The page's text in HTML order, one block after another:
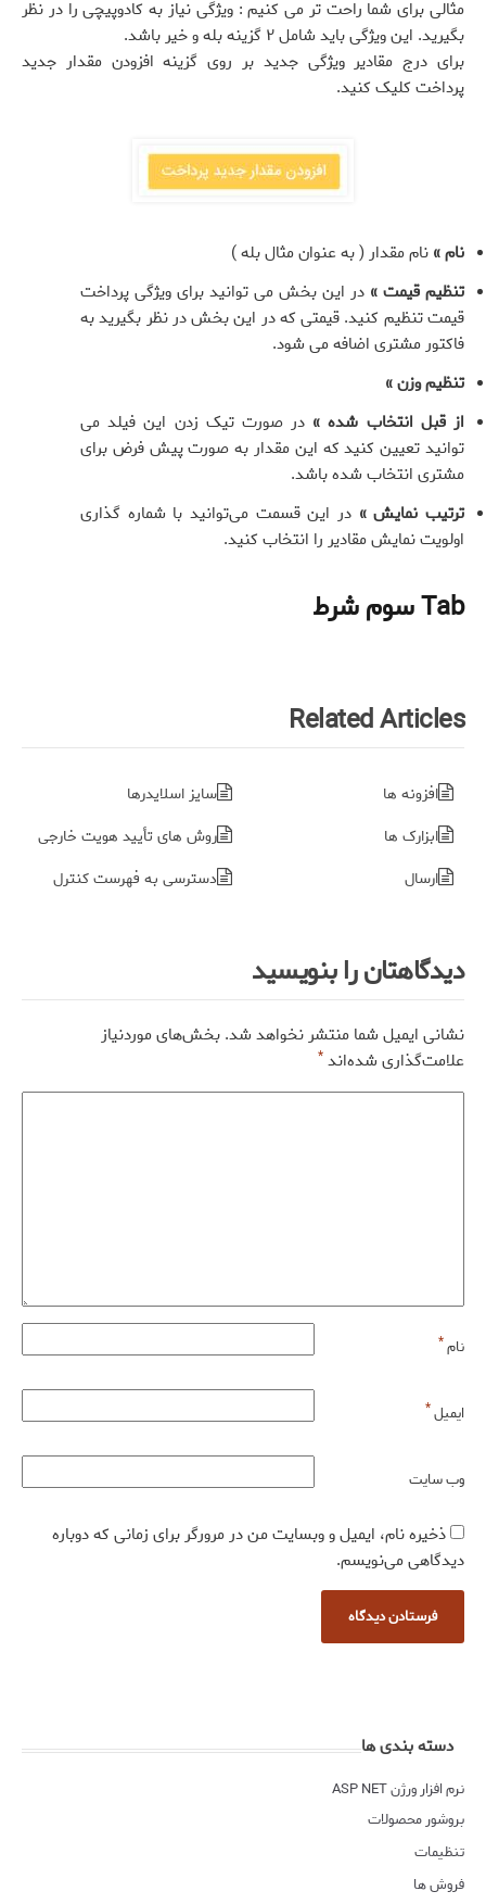
مثالی برای شما راحت تر می کنیم : ویژگی نیاز به کادوپیچی را در نظر
بگیرید. این ویژگی باید شامل ۲ گزینه بله و خیر باشد.
برای درج مقادیر ویژگی جدید بر روی گزینه افزودن مقدار جدید
پرداخت کلیک کنید.
نام » نام مقدار ( به عنوان مثال بله )
تنظیم قیمت » در این بخش می توانید برای ویژگی پرداخت
قیمت تنظیم کنید. قیمتی که در این بخش در نظر بگیرید به
فاکتور مشتری اضافه می شود.
تنظیم وزن »
از قبل انتخاب شده » در صورت تیک زدن این فیلد می
توانید تعیین کنید که این مقدار به صورت پیش فرض برای
مشتری انتخاب شده باشد.
ترتیب نمایش » در این قسمت می‌توانید با شماره گذاری
اولویت نمایش مقادیر را انتخاب کنید.
Tab سوم شرط
Related Articles
سایز اسلایدرها
افزونه ها
روش های تأیید هویت خارجی
ابزارک ها
دسترسی به فهرست کنترل
ارسال
دیدگاهتان را بنویسید
نشانی ایمیل شما منتشر نخواهد شد. بخش‌های موردنیاز
علامت‌گذاری شده‌اند *
نام*
ایمیل*
وب‌ سایت
ذخیره نام، ایمیل و وبسایت من در مرورگر برای زمانی که دوباره
دیدگاهی می‌نویسم.
دسته بندی ها
نرم افزار ورژن ASP NET
بروشور محصولات
تنظیمات
فروش ها